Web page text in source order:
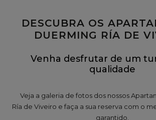
DESCUBRA OS
DUERMING RÍA DE
Venha desfrutar de um
qualidade
Veja a galeria de fotos dos nossos
Ría de Viveiro e faça a sua reserva com o
garantido.